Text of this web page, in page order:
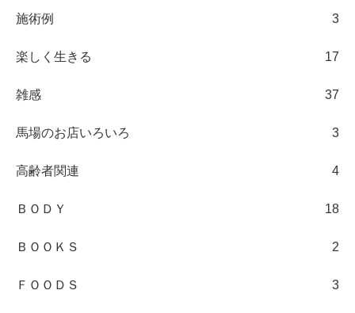
施術例 3
楽しく生きる 17
雑感 37
馬場のお店いろいろ 3
高齢者関連 4
ＢＯＤＹ 18
ＢＯＯＫＳ 2
ＦＯＯＤＳ 3